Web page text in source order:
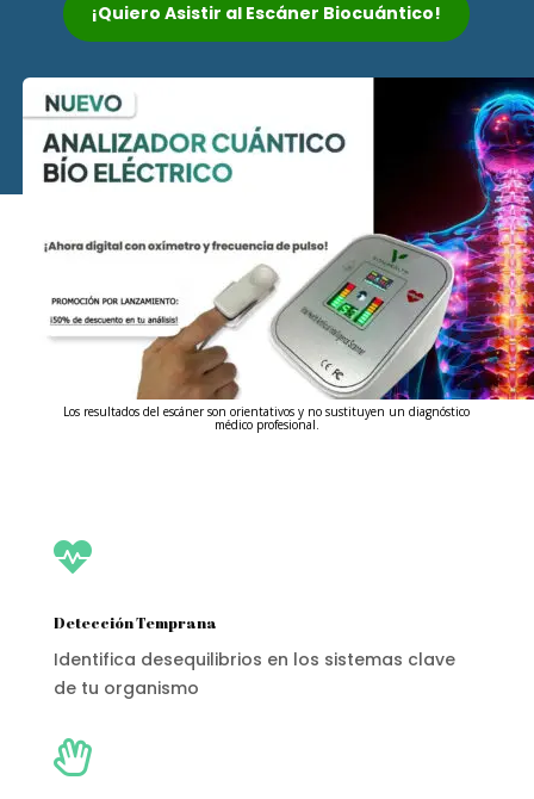
¡Quiero Asistir al Escáner Biocuántico!
Los resultados del escáner son orientativos y no sustituyen un diagnóstico
médico profesional.

Detección Temprana
Identifica desequilibrios en los sistemas clave
de tu organismo
